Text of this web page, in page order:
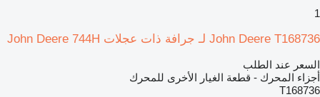
1
John Deere T168736 لـ جرافة ذات عجلات John Deere 744H
السعر عند الطلب
أجزاء المحرك - قطعة الغيار الأخرى للمحرك
T168736